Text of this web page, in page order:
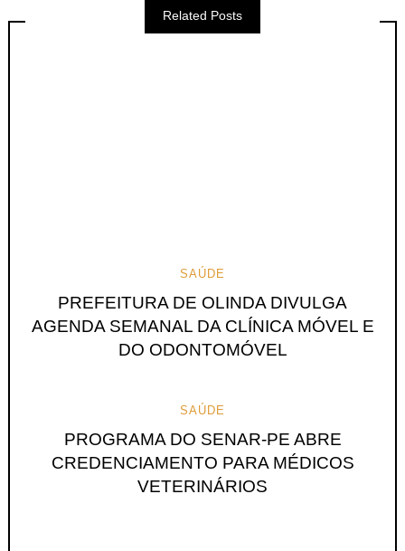
Related Posts
SAÚDE
PREFEITURA DE OLINDA DIVULGA
AGENDA SEMANAL DA CLÍNICA MÓVEL E
DO ODONTOMÓVEL
SAÚDE
PROGRAMA DO SENAR-PE ABRE
CREDENCIAMENTO PARA MÉDICOS
VETERINÁRIOS